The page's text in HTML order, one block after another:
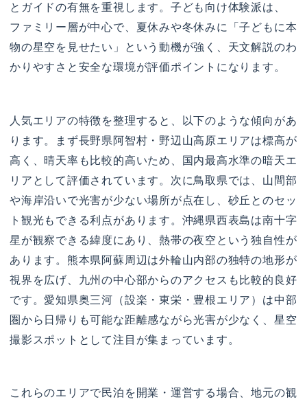
とガイドの有無を重視します。子ども向け体験派は、
ファミリー層が中心で、夏休みや冬休みに「子どもに本
物の星空を見せたい」という動機が強く、天文解説のわ
かりやすさと安全な環境が評価ポイントになります。
人気エリアの特徴を整理すると、以下のような傾向があ
ります。まず長野県阿智村・野辺山高原エリアは標高が
高く、晴天率も比較的高いため、国内最高水準の暗天エ
リアとして評価されています。次に鳥取県では、山間部
や海岸沿いで光害が少ない場所が点在し、砂丘とのセッ
ト観光もできる利点があります。沖縄県西表島は南十字
星が観察できる緯度にあり、熱帯の夜空という独自性が
あります。熊本県阿蘇周辺は外輪山内部の独特の地形が
視界を広げ、九州の中心部からのアクセスも比較的良好
です。愛知県奥三河（設楽・東栄・豊根エリア）は中部
圏から日帰りも可能な距離感ながら光害が少なく、星空
撮影スポットとして注目が集まっています。
これらのエリアで民泊を開業・運営する場合、地元の観